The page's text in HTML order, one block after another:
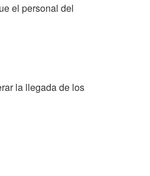
el personal del
la llegada de los